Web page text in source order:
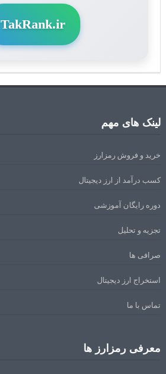
TakRank.ir
لینک های مهم
خرید و فروش رمزارز
کسب درآمد از ارز دیجیتال
دوره رایگان آموزشی
تجزیه و تحلیل
صرافی ها
استخراج ارز دیجیتال
تماس با ما
معرفی رمزارز ها